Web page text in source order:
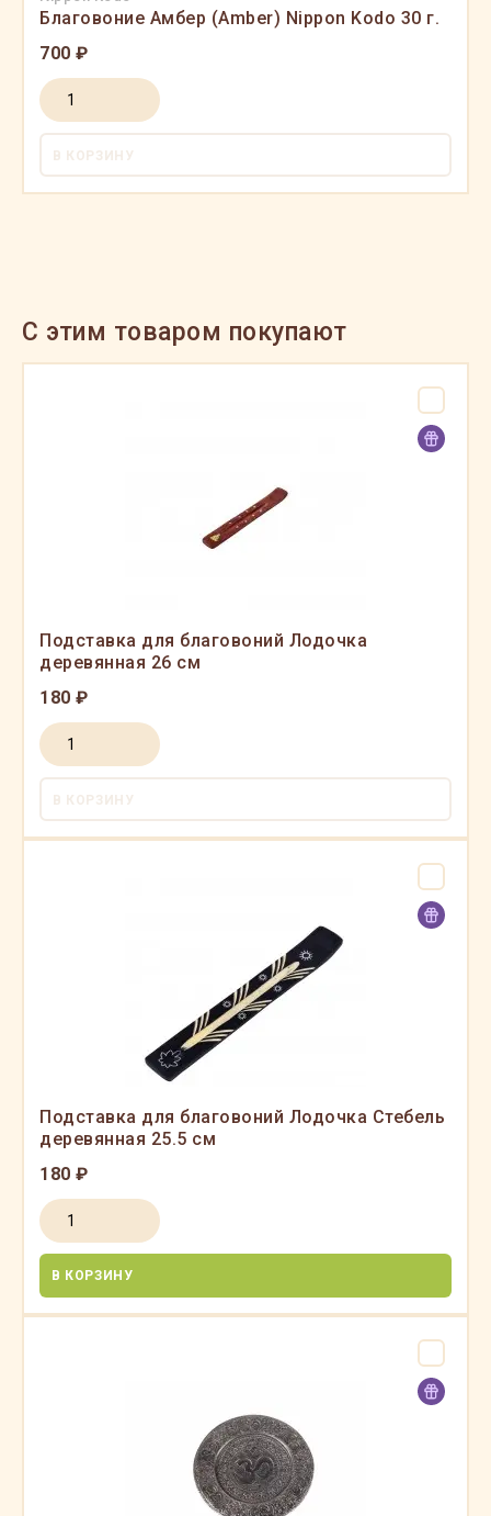
Благовоние Амбер (Amber) Nippon Kodo 30 г.
700 ₽
В КОРЗИНУ
C этим товаром покупают
Подставка для благовоний Лодочка
деревянная 26 см
180 ₽
В КОРЗИНУ
Подставка для благовоний Лодочка Стебель
деревянная 25.5 см
180 ₽
В КОРЗИНУ